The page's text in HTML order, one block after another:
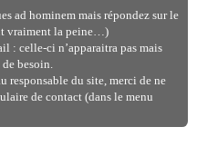
ad hominem mais répondez sur le
vraiment la peine…)
: celle-ci n’apparaitra pas mais
besoin.
responsable du site, merci de ne
de contact (dans le menu